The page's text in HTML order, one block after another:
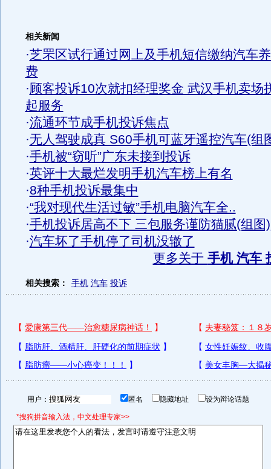
相关新闻
·芝罘区试行通过网上及手机短信缴纳汽车
费
·顾客投诉10次就扣经理奖金 武汉手机卖场
起服务
·流通环节成手机投诉焦点
·无人驾驶成真 S60手机可蓝牙遥控汽车(组
·手机被“窃听”广东未接到投诉
·英评十大最烂发明手机汽车榜上有名
·8种手机投诉最集中
·“我对现代生活过敏”手机电脑汽车全..
·手机投诉居高不下 三包服务谨防猫腻(组图)
·汽车坏了手机停了司机没辙了
更多关于 手机 汽车
相关搜索： 手机 汽车 投诉
用户： 匿名 隐藏地址 设为辩论话题
*搜狗拼音输入法，中文处理专家>>